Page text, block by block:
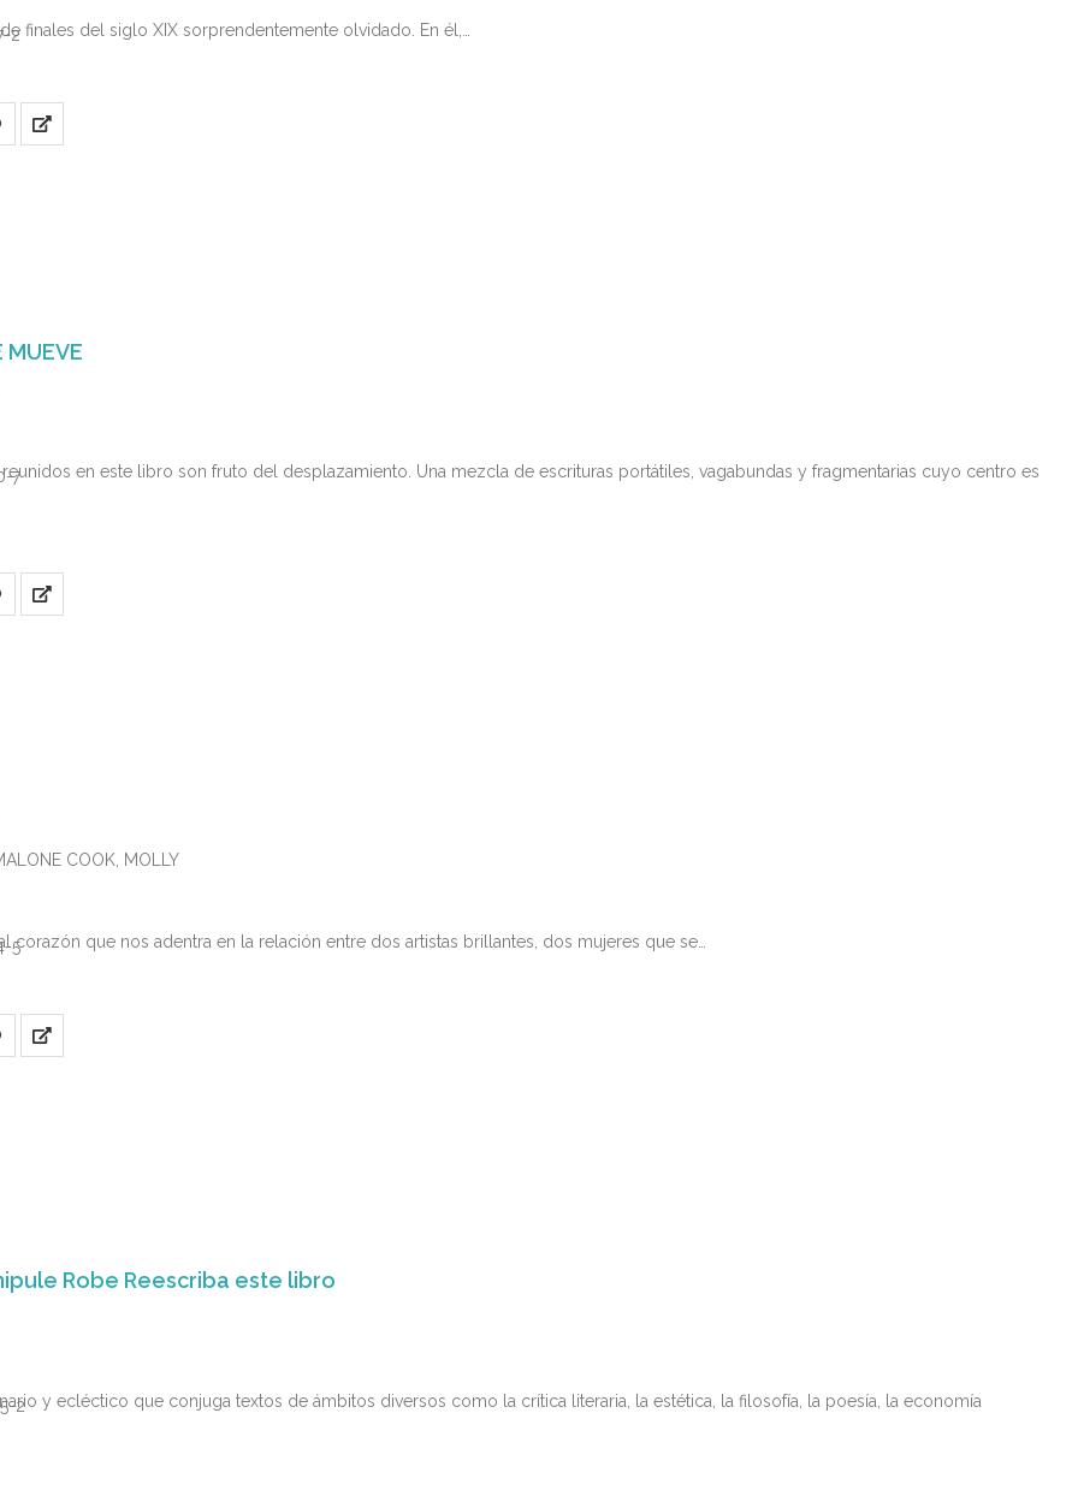
2finales del siglo XIX sorprendentemente olvidado. En él,…
MUEVE
7
reunidos en este libro son fruto del desplazamiento. Una mezcla de escrituras portátiles, vagabundas y fragmentarias cuyo centro es
COOK, MOLLY
5corazón que nos adentra en la relación entre dos artistas brillantes, dos mujeres que se…
Robe Reescriba este libro
2
y ecléctico que conjuga textos de ámbitos diversos como la crítica literaria, la estética, la filosofía, la poesía, la economía